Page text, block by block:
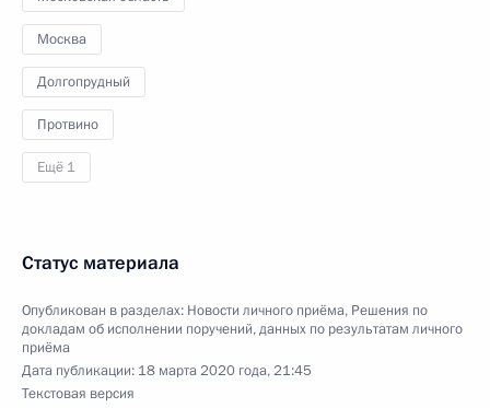
Москва
Долгопрудный
Протвино
Ещё 1
Статус материала
Опубликован в разделах: Новости личного приёма, Решения по
докладам об исполнении поручений, данных по результатам личного
приёма
Дата публикации: 18 марта 2020 года, 21:45
Текстовая версия